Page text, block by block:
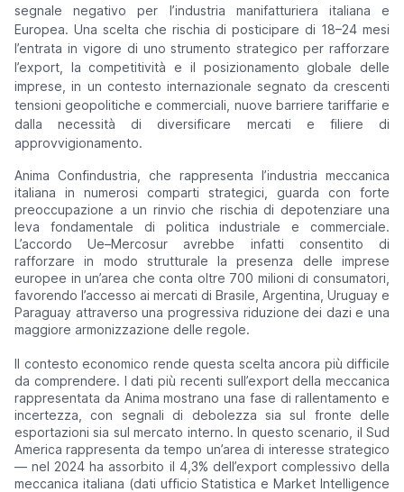
segnale negativo per l’industria manifatturiera italiana e
Europea. Una scelta che rischia di posticipare di 18–24 mesi
l’entrata in vigore di uno strumento strategico per rafforzare
l’export, la competitività e il posizionamento globale delle
imprese, in un contesto internazionale segnato da crescenti
tensioni geopolitiche e commerciali, nuove barriere tariffarie e
dalla necessità di diversificare mercati e filiere di
approvvigionamento.
Anima Confindustria, che rappresenta l’industria meccanica
italiana in numerosi comparti strategici, guarda con forte
preoccupazione a un rinvio che rischia di depotenziare una
leva fondamentale di politica industriale e commerciale.
L’accordo Ue–Mercosur avrebbe infatti consentito di
rafforzare in modo strutturale la presenza delle imprese
europee in un’area che conta oltre 700 milioni di consumatori,
favorendo l’accesso ai mercati di Brasile, Argentina, Uruguay e
Paraguay attraverso una progressiva riduzione dei dazi e una
maggiore armonizzazione delle regole.
Il contesto economico rende questa scelta ancora più difficile
da comprendere. I dati più recenti sull’export della meccanica
rappresentata da Anima mostrano una fase di rallentamento e
incertezza, con segnali di debolezza sia sul fronte delle
esportazioni sia sul mercato interno. In questo scenario, il Sud
America rappresenta da tempo un’area di interesse strategico
— nel 2024 ha assorbito il 4,3% dell’export complessivo della
meccanica italiana (dati ufficio Statistica e Market Intelligence